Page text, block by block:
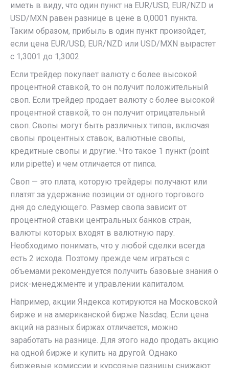
иметь в виду, что один пункт на EUR/USD, EUR/NZD и
USD/MXN равен разнице в цене в 0,0001 пункта.
Таким образом, прибыль в один пункт произойдет,
если цена EUR/USD, EUR/NZD или USD/MXN вырастет
с 1,3001 до 1,3002.
Если трейдер покупает валюту с более высокой
процентной ставкой, то он получит положительный
своп. Если трейдер продает валюту с более высокой
процентной ставкой, то он получит отрицательный
своп. Свопы могут быть различных типов, включая
свопы процентных ставок, валютные свопы,
кредитные свопы и другие. Что такое 1 пункт (point
или pipette) и чем отличается от пипса.
Своп — это плата, которую трейдеры получают или
платят за удержание позиции от одного торгового
дня до следующего. Размер свопа зависит от
процентной ставки центральных банков стран,
валюты которых входят в валютную пару.
Необходимо понимать, что у любой сделки всегда
есть 2 исхода. Поэтому прежде чем играться с
объемами рекомендуется получить базовые знания о
риск-менеджменте и управлении капиталом.
Например, акции Яндекса котируются на Московской
бирже и на американской бирже Nasdaq. Если цена
акций на разных биржах отличается, можно
заработать на разнице. Для этого надо продать акцию
на одной бирже и купить на другой. Однако
биржевые комиссии и курсовые разницы снижают